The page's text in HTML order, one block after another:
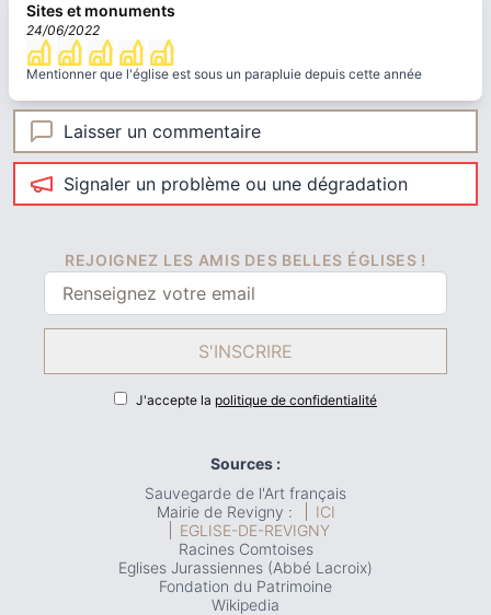
Sites et monuments
24/06/2022
Mentionner que l'église est sous un parapluie depuis cette année
Laisser un commentaire
Signaler un problème ou une dégradation
REJOIGNEZ LES AMIS DES BELLES ÉGLISES !
S'INSCRIRE
J'accepte la politique de confidentialité
Sources :
Sauvegarde de l'Art français
Mairie de Revigny :
ICI
EGLISE-DE-REVIGNY
Racines Comtoises
Eglises Jurassiennes (Abbé Lacroix)
Fondation du Patrimoine
Wikipedia